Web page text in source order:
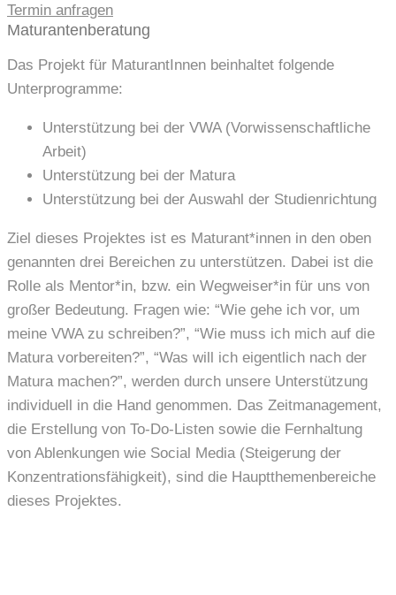
Termin anfragen
Maturantenberatung
Das Projekt für MaturantInnen beinhaltet folgende
Unterprogramme:
Unterstützung bei der VWA (Vorwissenschaftliche
Arbeit)
Unterstützung bei der Matura
Unterstützung bei der Auswahl der Studienrichtung
Ziel dieses Projektes ist es Maturant*innen in den oben
genannten drei Bereichen zu unterstützen. Dabei ist die
Rolle als Mentor*in, bzw. ein Wegweiser*in für uns von
großer Bedeutung. Fragen wie: “Wie gehe ich vor, um
meine VWA zu schreiben?”, “Wie muss ich mich auf die
Matura vorbereiten?”, “Was will ich eigentlich nach der
Matura machen?”, werden durch unsere Unterstützung
individuell in die Hand genommen. Das Zeitmanagement,
die Erstellung von To-Do-Listen sowie die Fernhaltung
von Ablenkungen wie Social Media (Steigerung der
Konzentrationsfähigkeit), sind die Hauptthemenbereiche
dieses Projektes.